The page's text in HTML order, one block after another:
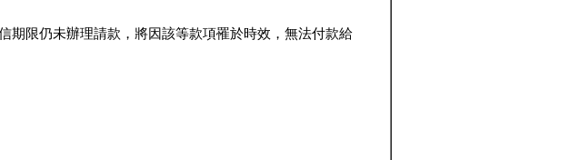
期限仍未辦理請款，將因該等款項罹於時效，無法付款給